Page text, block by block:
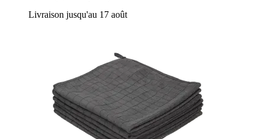
Livraison jusqu'au 17 août